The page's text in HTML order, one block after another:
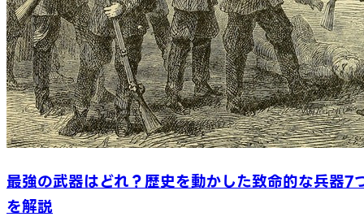
最強の武器はどれ？歴史を動かした致命的な兵器7
を解説